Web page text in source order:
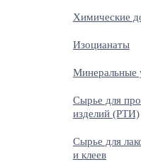
Химические
Изоцианаты
Минеральные
Сырье для
изделий (РТИ)
Сырье для
и клеев